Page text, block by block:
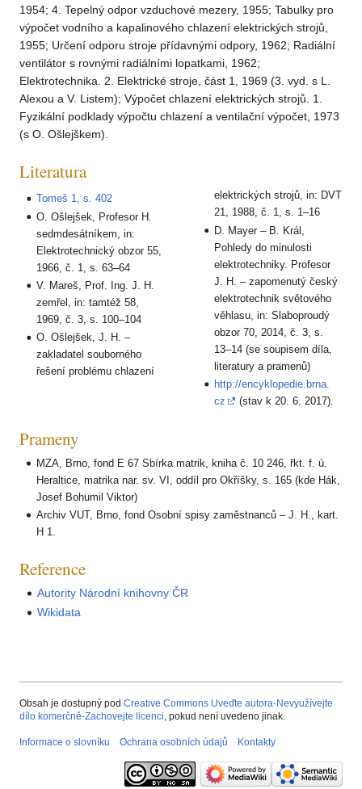
1954; 4. Tepelný odpor vzduchové mezery, 1955; Tabulky pro
výpočet vodního a kapalinového chlazení elektrických strojů,
1955; Určení odporu stroje přídavnými odpory, 1962; Radiální
ventilátor s rovnými radiálními lopatkami, 1962;
Elektrotechnika. 2. Elektrické stroje, část 1, 1969 (3. vyd. s L.
Alexou a V. Listem); Výpočet chlazení elektrických strojů. 1.
Fyzikální podklady výpočtu chlazení a ventilační výpočet, 1973
(s O. Ošlejškem).
Literatura
Tomeš 1, s. 402
O. Ošlejšek, Profesor H.
sedmdesátníkem, in:
Elektrotechnický obzor 55,
1966, č. 1, s. 63–64
V. Mareš, Prof. Ing. J. H.
zemřel, in: tamtéž 58,
1969, č. 3, s. 100–104
O. Ošlejšek, J. H. –
zakladatel souborného
řešení problému chlazení
elektrických strojů, in: DVT
21, 1988, č. 1, s. 1–16
D. Mayer – B. Král,
Pohledy do minulosti
elektrotechniky. Profesor
J. H. – zapomenutý český
elektrotechnik světového
věhlasu, in: Slaboproudý
obzor 70, 2014, č. 3, s.
13–14 (se soupisem díla,
literatury a pramenů)
http://encyklopedie.brna.
cz
(stav k 20. 6. 2017).
Prameny
MZA, Brno, fond E 67 Sbírka matrik, kniha č. 10 246, řkt. f. ú.
Heraltice, matrika nar. sv. VI, oddíl pro Okříšky, s. 165 (kde Hák,
Josef Bohumil Viktor)
Archiv VUT, Brno, fond Osobní spisy zaměstnanců – J. H., kart.
H 1.
Reference
Autority Národní knihovny ČR
Wikidata
Obsah je dostupný pod Creative Commons Uveďte autora-Nevyužívejte
dílo komerčně-Zachovejte licenci, pokud není uvedeno jinak.
Informace o slovníku Ochrana osobních údajů Kontakty